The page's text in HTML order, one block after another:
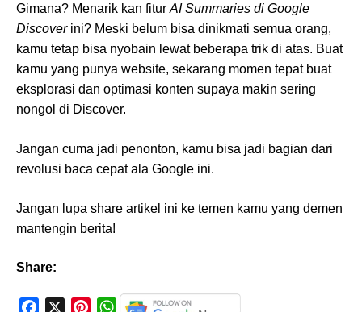
Gimana? Menarik kan fiturAI Summaries di Google
Discoverini? Meski belum bisa dinikmati semua orang,
kamu tetap bisa nyobain lewat beberapa trik di atas. Buat
kamu yang punya website, sekarang momen tepat buat
eksplorasi dan optimasi konten supaya makin sering
nongol di Discover.
Jangan cuma jadi penonton, kamu bisa jadi bagian dari
revolusi baca cepat ala Google ini.
Jangan lupa share artikel ini ke temen kamu yang demen
mantengin berita!
Share:
W